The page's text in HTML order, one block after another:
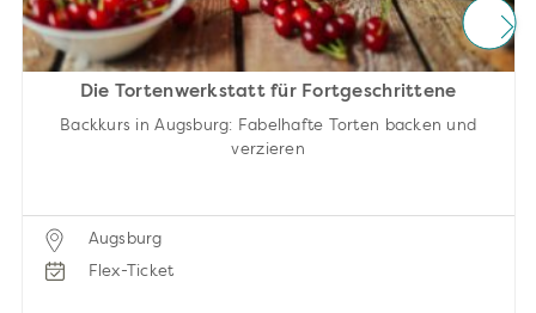
Die Tortenwerkstatt für Fortgeschrittene
Backkurs in Augsburg: Fabelhafte Torten backen und
verzieren
Augsburg
Flex-Ticket